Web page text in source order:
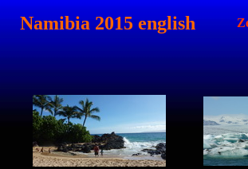
Namibia 2015 english